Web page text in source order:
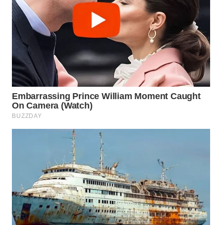
WN
INDRAMAYU
KUNINGAN
WN
MAJALENGKA
SUBANG
SUKABUMI
WN
PURWAKARTA